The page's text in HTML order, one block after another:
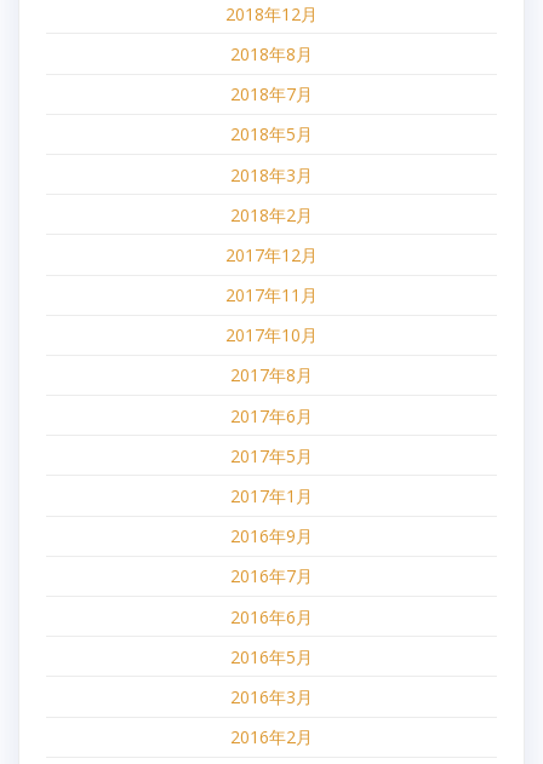
2018年12月
2018年8月
2018年7月
2018年5月
2018年3月
2018年2月
2017年12月
2017年11月
2017年10月
2017年8月
2017年6月
2017年5月
2017年1月
2016年9月
2016年7月
2016年6月
2016年5月
2016年3月
2016年2月